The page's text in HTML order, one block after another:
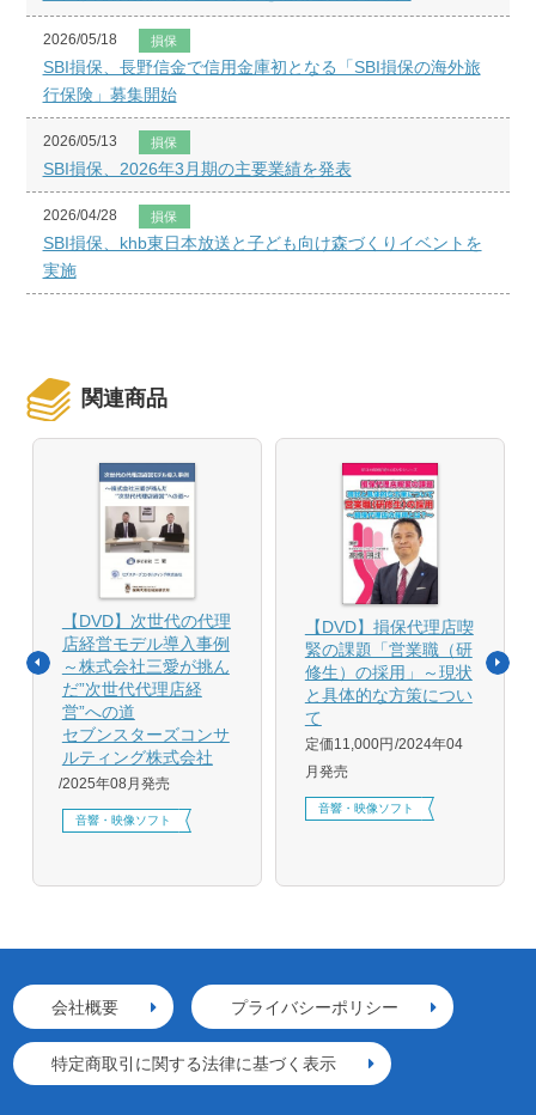
2026/05/18 損保
SBI損保、長野信金で信用金庫初となる「SBI損保の海外旅
行保険」募集開始
2026/05/13 損保
SBI損保、2026年3月期の主要業績を発表
2026/04/28 損保
SBI損保、khb東日本放送と子ども向け森づくりイベントを
実施
関連商品
【DVD】次世代の代理
店経営モデル導入事例
～株式会社三愛が挑ん
だ”次世代代理店経
営”への道
セブンスターズコンサ
ルティング株式会社
2025年08月発売
音響・映像ソフト
【DVD】損保代理店喫
緊の課題「営業職（研
修生）の採用」～現状
と具体的な方策につい
て
定価11,000円 2024年04
月発売
音響・映像ソフト
会社概要 プライバシーポリシー
特定商取引に関する法律に基づく表示